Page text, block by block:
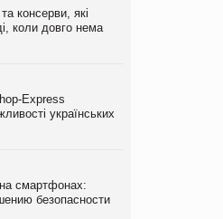
консерви, які
коли довго нема
Express
українських
смартфонах:
безопасности